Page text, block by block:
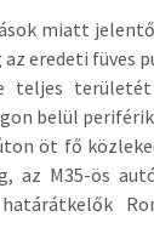
miatt
eredeti füves
teljes
belül
öt fő
az M35-ös